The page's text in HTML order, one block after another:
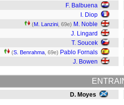
F. Balbuena
I. Diop
(M. Lanzini , 69e) M. Noble
J. Lingard
T. Soucek
(S. Benrahma , 69e) Pablo Fornals
J. Bowen
D. Moyes